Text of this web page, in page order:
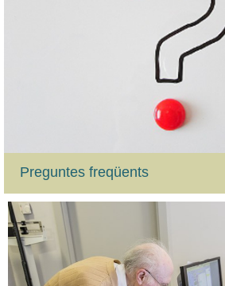
Preguntes freqüents